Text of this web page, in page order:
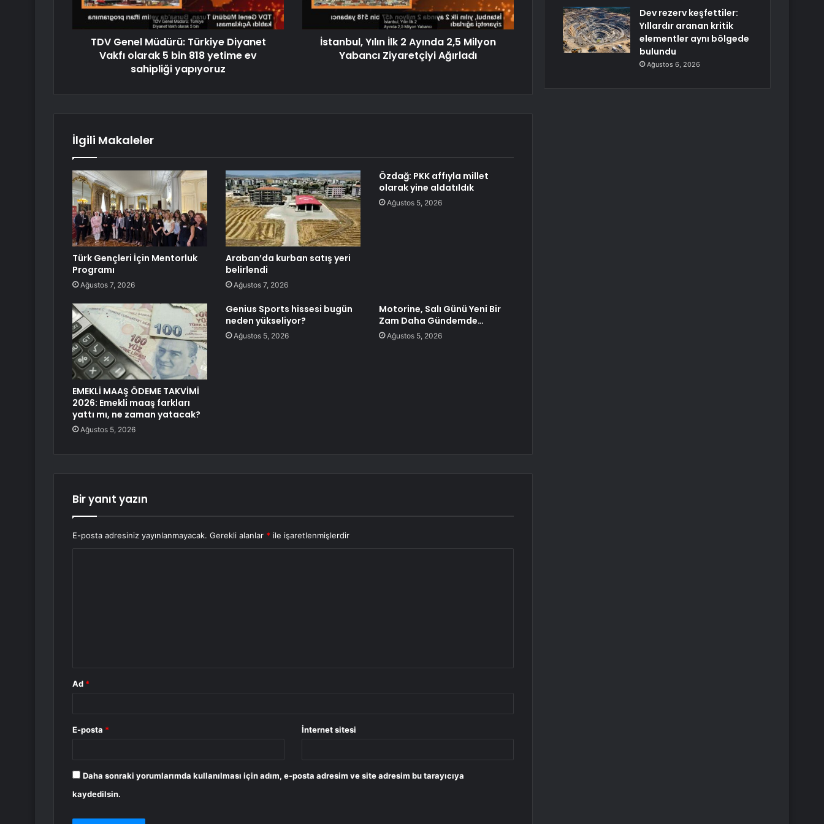
TDV Genel Müdürü: Türkiye Diyanet
Vakfı olarak 5 bin 818 yetime ev
sahipliği yapıyoruz
İstanbul, Yılın İlk 2 Ayında 2,5 Milyon
Yabancı Ziyaretçiyi Ağırladı
İlgili Makaleler
Türk Gençleri İçin Mentorluk
Programı
Ağustos 7, 2026
Araban’da kurban satış yeri
belirlendi
Ağustos 7, 2026
Özdağ: PKK affıyla millet
olarak yine aldatıldık
Ağustos 5, 2026
EMEKLİ MAAŞ ÖDEME TAKVİMİ
2026: Emekli maaş farkları
yattı mı, ne zaman yatacak?
Ağustos 5, 2026
Genius Sports hissesi bugün
neden yükseliyor?
Ağustos 5, 2026
Motorine, Salı Günü Yeni Bir
Zam Daha Gündemde…
Ağustos 5, 2026
Bir yanıt yazın
E-posta adresiniz yayınlanmayacak. Gerekli alanlar * ile işaretlenmişlerdir
Ad *
E-posta * İnternet sitesi
Daha sonraki yorumlarımda kullanılması için adım, e-posta adresim ve site adresim bu tarayıcıya
kaydedilsin.
Dev rezerv keşfettiler:
Yıllardır aranan kritik
elementler aynı bölgede
bulundu
Ağustos 6, 2026